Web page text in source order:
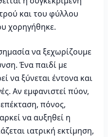
και του φύλλου
χορηγήθηκε.
να ξεχωρίζουμε
Ένα παιδί με
να ξύνεται έντονα και
Αν εμφανιστεί πύον,
πόνος,
να αυξηθεί η
ιατρική εκτίμηση,